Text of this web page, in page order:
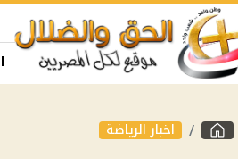
اخبار الرياضة